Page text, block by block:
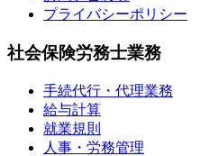
プライバシーポリシー
社会保険労務士業務
手続代行・代理業務
給与計算
就業規則
人事・労務管理